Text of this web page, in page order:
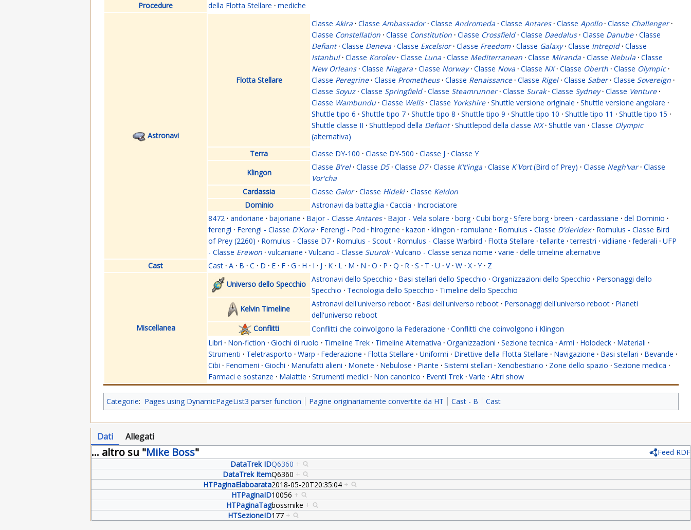
Procedure
della Flotta Stellare · mediche
Astronavi
Flotta Stellare
Classe Akira · Classe Ambassador · Classe Andromeda · Classe Antares · Classe Apollo · Classe Challenger ·
Classe Constellation · Classe Constitution · Classe Crossfield · Classe Daedalus · Classe Danube · Classe
Defiant · Classe Deneva · Classe Excelsior · Classe Freedom · Classe Galaxy · Classe Intrepid · Classe
Istanbul · Classe Korolev · Classe Luna · Classe Mediterranean · Classe Miranda · Classe Nebula · Classe
New Orleans · Classe Niagara · Classe Norway · Classe Nova · Classe NX · Classe Oberth · Classe Olympic ·
Classe Peregrine · Classe Prometheus · Classe Renaissance · Classe Rigel · Classe Saber · Classe Sovereign ·
Classe Soyuz · Classe Springfield · Classe Steamrunner · Classe Surak · Classe Sydney · Classe Venture ·
Classe Wambundu · Classe Wells · Classe Yorkshire · Shuttle versione originale · Shuttle versione angolare ·
Shuttle tipo 6 · Shuttle tipo 7 · Shuttle tipo 8 · Shuttle tipo 9 · Shuttle tipo 10 · Shuttle tipo 11 · Shuttle tipo 15 ·
Shuttle classe II · Shuttlepod della Defiant · Shuttlepod della classe NX · Shuttle vari · Classe Olympic
(alternativa)
Terra
Classe DY-100 · Classe DY-500 · Classe J · Classe Y
Klingon
Classe B'rel · Classe D5 · Classe D7 · Classe K't'inga · Classe K'Vort(Bird of Prey) · Classe Negh'var · Classe
Vor'cha
Cardassia
Classe Galor · Classe Hideki · Classe Keldon
Dominio
Astronavi da battaglia · Caccia · Incrociatore
8472 · andoriane · bajoriane · Bajor - Classe Antares · Bajor - Vela solare · borg · Cubi borg · Sfere borg · breen · cardassiane · del Dominio ·
ferengi · Ferengi - Classe D'Kora · Ferengi - Pod · hirogene · kazon · klingon · romulane · Romulus - Classe D'deridex · Romulus - Classe Bird
of Prey (2260) · Romulus - Classe D7 · Romulus - Scout · Romulus - Classe Warbird · Flotta Stellare · tellarite · terrestri · vidiiane · federali · UFP
- Classe Erewon · vulcaniane · Vulcano - Classe Suurok · Vulcano - Classe senza nome · varie · delle timeline alternative
Cast
Cast · A · B · C · D · E · F · G · H · I · J · K · L · M · N · O · P · Q · R · S · T · U · V · W · X · Y · Z
Miscellanea
Universo dello Specchio
Astronavi dello Specchio · Basi stellari dello Specchio · Organizzazioni dello Specchio · Personaggi dello
Specchio · Tecnologia dello Specchio · Timeline dello Specchio
Kelvin Timeline
Astronavi dell'universo reboot · Basi dell'universo reboot · Personaggi dell'universo reboot · Pianeti
dell'universo reboot
Conflitti
Conflitti che coinvolgono la Federazione · Conflitti che coinvolgono i Klingon
Libri · Non-fiction · Giochi di ruolo · Timeline Trek · Timeline Alternativa · Organizzazioni · Sezione tecnica · Armi · Holodeck · Materiali ·
Strumenti · Teletrasporto · Warp · Federazione · Flotta Stellare · Uniformi · Direttive della Flotta Stellare · Navigazione · Basi stellari · Bevande ·
Cibi · Fenomeni · Giochi · Manufatti alieni · Monete · Nebulose · Piante · Sistemi stellari · Xenobestiario · Zone dello spazio · Sezione medica ·
Farmaci e sostanze · Malattie · Strumenti medici · Non canonico · Eventi Trek · Varie · Altri show
Categorie: Pages using DynamicPageList3 parser function Pagine originariamente convertite da HT Cast - B Cast
Dati Allegati
... altro su "Mike Boss"
Feed RDF
DataTrek IDQ6360 +
DataTrek ItemQ6360 +
HTPaginaElaboarata2018-05-20T20:35:04 +
HTPaginaID10056 +
HTPaginaTagbossmike +
HTSezioneID177 +